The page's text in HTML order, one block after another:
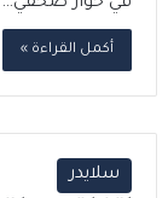
في حوار صحفي…
أكمل القراءة »
سلايدر